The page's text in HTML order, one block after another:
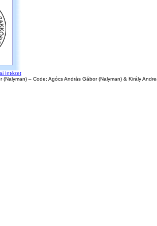
Intézet
(Nalyman) – Code: Agócs András Gábor (Nalyman) & Király